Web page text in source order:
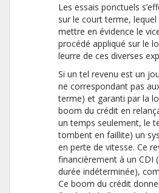
Les essais ponctuels
sur le court terme,
mettre en évidence le
procédé appliqué sur le
leurre de ces diverses
Si un tel revenu est un
ne correspondant pas
terme) et garanti par la
boom du crédit en
un temps seulement, le
tombent en faillite) un
en perte de vitesse. Ce
financièrement à un CDI
durée indéterminée),
Ce boom du crédit